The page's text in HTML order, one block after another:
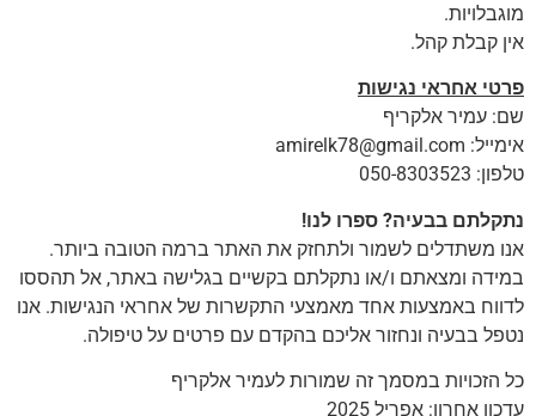
מוגבלויות.
אין קבלת קהל.
פרטי אחראי נגישות
שם: עמיר אלקריף
אימייל: amirelk78@gmail.com
טלפון: 050-8303523
נתקלתם בבעיה? ספרו לנו!
אנו משתדלים לשמור ולתחזק את האתר ברמה הטובה ביותר.
במידה ומצאתם ו/או נתקלתם בקשיים בגלישה באתר, אל תהססו
לדווח באמצעות אחד מאמצעי התקשרות של אחראי הנגישות. אנו
נטפל בבעיה ונחזור אליכם בהקדם עם פרטים על טיפולה.
כל הזכויות במסמך זה שמורות לעמיר אלקריף
עדכון אחרון: אפריל 2025